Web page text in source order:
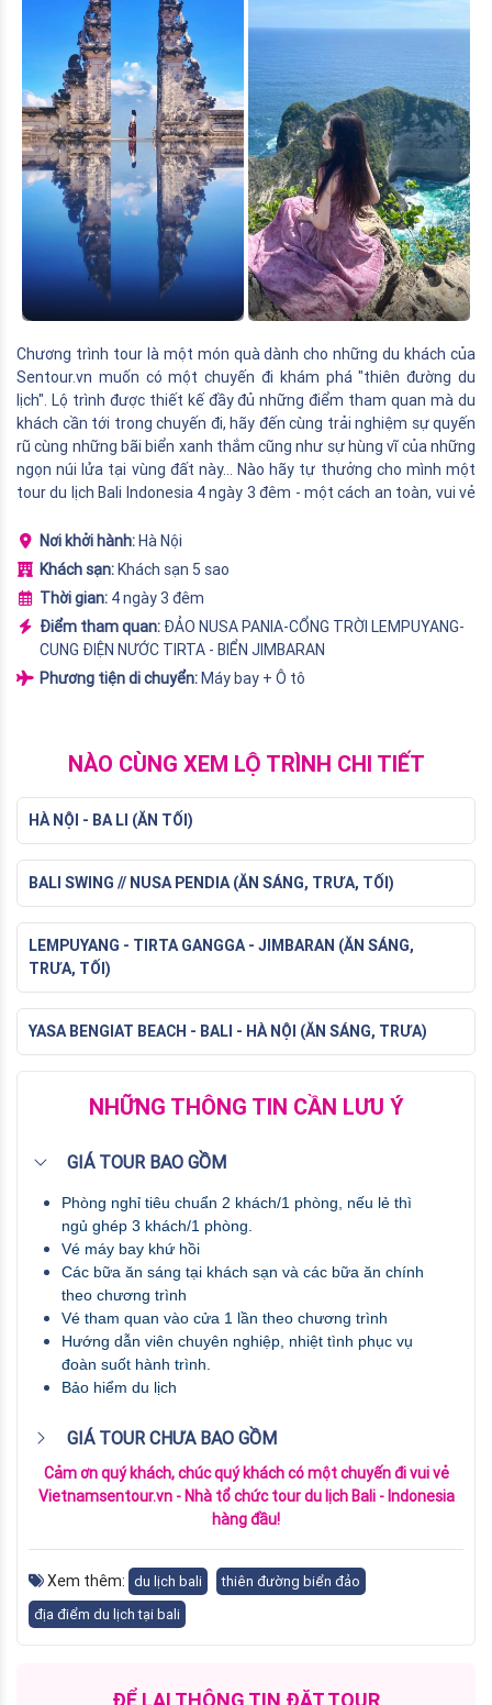
Chương trình tour là một món quà dành cho những du khách của
Sentour.vn muốn có một chuyến đi khám phá "thiên đường du
lịch". Lộ trình được thiết kế đầy đủ những điểm tham quan mà du
khách cần tới trong chuyến đi, hãy đến cùng trải nghiệm sự quyến
rũ cùng những bãi biển xanh thắm cũng như sự hùng vĩ của những
ngọn núi lửa tại vùng đất này... Nào hãy tự thưởng cho mình một
tour du lịch Bali Indonesia 4 ngày 3 đêm - một cách an toàn, vui vẻ
Nơi khởi hành: Hà Nội
Khách sạn: Khách sạn 5 sao
Thời gian: 4 ngày 3 đêm
Điểm tham quan: ĐẢO NUSA PANIA-CỔNG TRỜI LEMPUYANG-
CUNG ĐIỆN NƯỚC TIRTA - BIỂN JIMBARAN
Phương tiện di chuyển: Máy bay + Ô tô
NÀO CÙNG XEM LỘ TRÌNH CHI TIẾT
HÀ NỘI - BA LI (ĂN TỐI)
BALI SWING // NUSA PENDIA (ĂN SÁNG, TRƯA, TỐI)
LEMPUYANG - TIRTA GANGGA - JIMBARAN (ĂN SÁNG,
TRƯA, TỐI)
YASA BENGIAT BEACH - BALI - HÀ NỘI (ĂN SÁNG, TRƯA)
NHỮNG THÔNG TIN CẦN LƯU Ý
GIÁ TOUR BAO GỒM
Phòng nghỉ tiêu chuẩn 2 khách/1 phòng, nếu lẻ thì
ngủ ghép 3 khách/1 phòng.
Vé máy bay khứ hồi
Các bữa ăn sáng tại khách sạn và các bữa ăn chính
theo chương trình
Vé tham quan vào cửa 1 lần theo chương trình
Hướng dẫn viên chuyên nghiệp, nhiệt tình phục vụ
đoàn suốt hành trình.
Bảo hiểm du lịch
GIÁ TOUR CHƯA BAO GỒM
Cảm ơn quý khách, chúc quý khách có một chuyến đi vui vẻ
Vietnamsentour.vn - Nhà tổ chức tour du lịch Bali - Indonesia
hàng đầu!
Xem thêm: du lịch bali
thiên đường biển đảo
địa điểm du lịch tại bali